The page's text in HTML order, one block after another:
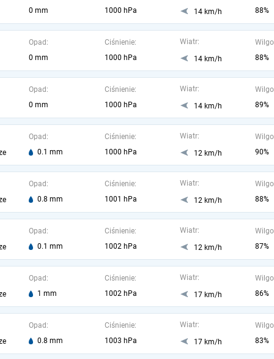
0 mm
1000 hPa
14 km/h
88%
Opad:
0 mm
Ciśnienie:
1000 hPa
Wiatr:
14 km/h
88%
Opad:
0 mm
Ciśnienie:
1000 hPa
Wiatr:
14 km/h
89%
Opad:
0.1 mm
Ciśnienie:
1000 hPa
Wiatr:
12 km/h
90%
Opad:
0.8 mm
Ciśnienie:
1001 hPa
Wiatr:
12 km/h
88%
Opad:
0.1 mm
Ciśnienie:
1002 hPa
Wiatr:
12 km/h
87%
Opad:
1 mm
Ciśnienie:
1002 hPa
Wiatr:
17 km/h
86%
Opad:
0.8 mm
Ciśnienie:
1003 hPa
Wiatr:
17 km/h
83%